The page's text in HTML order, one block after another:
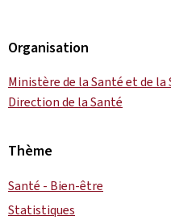
Organisation
Ministère de la Santé et de la
Direction de la Santé
Thème
Santé - Bien-être
Statistiques